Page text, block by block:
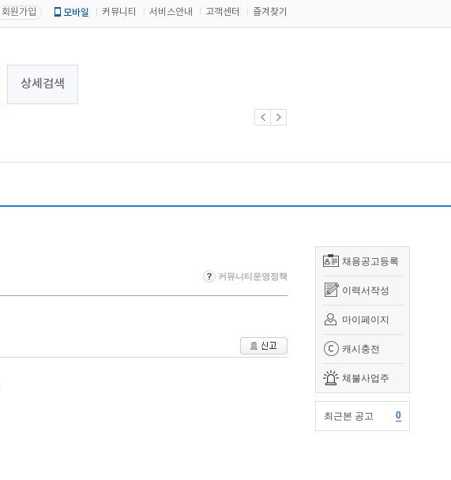
회원가입 모바일 커뮤니티 서비스안내 고객센터 즐겨찾기
상세검색
채용공고등록
이력서작성
마이페이지
캐시충전
체불사업주
최근본 공고 0
커뮤니티운영정책